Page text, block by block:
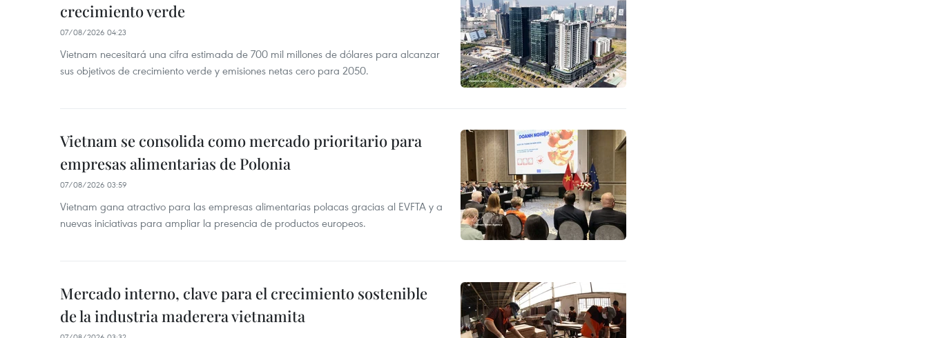
crecimiento verde
07/08/2026 04:23
Vietnam necesitará una cifra estimada de 700 mil millones de dólares para alcanzar
sus objetivos de crecimiento verde y emisiones netas cero para 2050.
Vietnam se consolida como mercado prioritario para
empresas alimentarias de Polonia
07/08/2026 03:59
Vietnam gana atractivo para las empresas alimentarias polacas gracias al EVFTA y a
nuevas iniciativas para ampliar la presencia de productos europeos.
Mercado interno, clave para el crecimiento sostenible
de la industria maderera vietnamita